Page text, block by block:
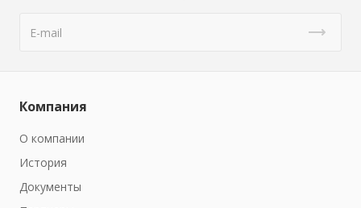
Компания
О компании
История
Документы